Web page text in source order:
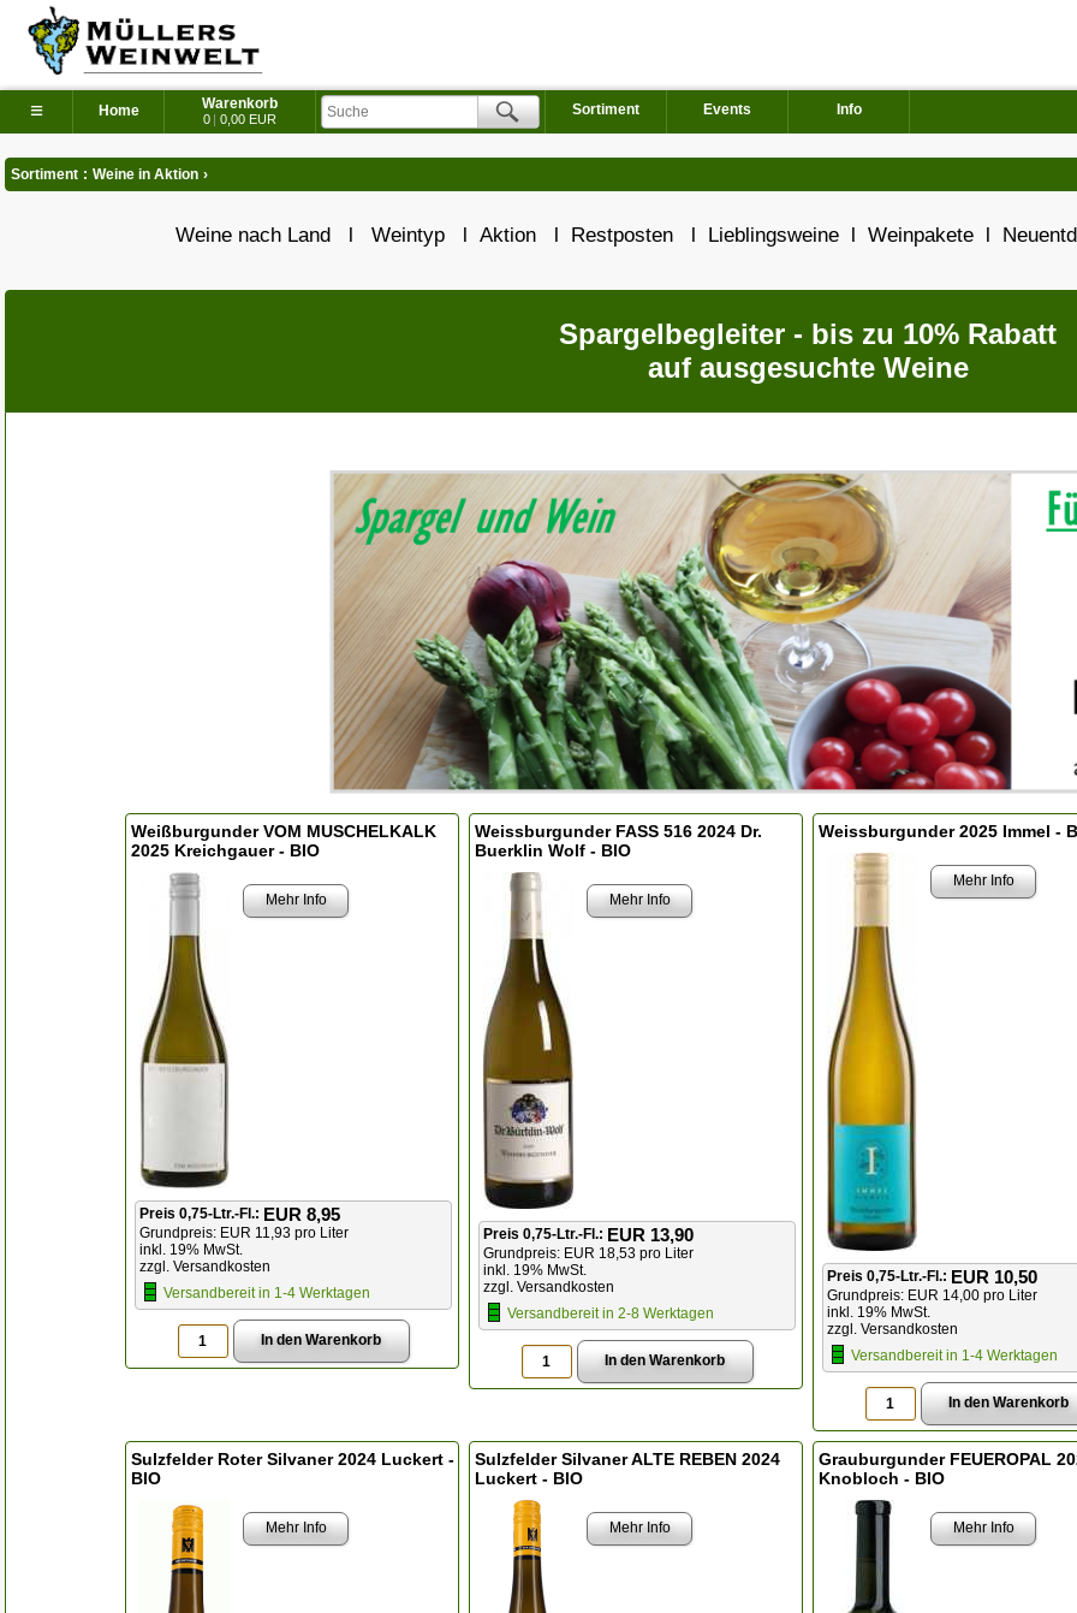
≡ Home Warenkorb
0 | 0,00 EUR
Sortiment Events Info
Sortiment : Weine in Aktion ›
Weine nach Land l Weintyp l Aktion l Restposten l Lieblingsweine l Weinpakete l
Spargelbegleiter - bis zu 10% Rabatt
auf ausgesuchte Weine
Weißburgunder VOM MUSCHELKALK
2025 Kreichgauer - BIO
Mehr Info
Preis 0,75-Ltr.-Fl.: EUR 8,95
Grundpreis: EUR 11,93 pro Liter
inkl. 19% MwSt.
zzgl. Versandkosten
Versandbereit in 1-4 Werktagen
Weissburgunder FASS 516 2024 Dr.
Buerklin Wolf - BIO
Mehr Info
Preis 0,75-Ltr.-Fl.: EUR 13,90
Grundpreis: EUR 18,53 pro Liter
inkl. 19% MwSt.
zzgl. Versandkosten
Versandbereit in 2-8 Werktagen
Weissburgunder 2025 Immel -
Mehr Info
Preis 0,75-Ltr.-Fl.: EUR 10,50
Grundpreis: EUR 14,00 pro Liter
inkl. 19% MwSt.
zzgl. Versandkosten
Versandbereit in 1-4 Werktagen
Sulzfelder Roter Silvaner 2024 Luckert -
BIO
Mehr Info
Sulzfelder Silvaner ALTE REBEN 2024
Luckert - BIO
Mehr Info
Grauburgunder FEUEROPAL
Knobloch - BIO
Mehr Info